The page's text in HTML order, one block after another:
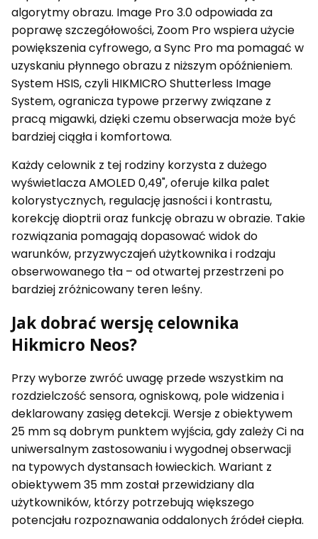
algorytmy obrazu. Image Pro 3.0 odpowiada za
poprawę szczegółowości, Zoom Pro wspiera użycie
powiększenia cyfrowego, a Sync Pro ma pomagać w
uzyskaniu płynnego obrazu z niższym opóźnieniem.
System HSIS, czyli HIKMICRO Shutterless Image
System, ogranicza typowe przerwy związane z
pracą migawki, dzięki czemu obserwacja może być
bardziej ciągła i komfortowa.
Każdy celownik z tej rodziny korzysta z dużego
wyświetlacza AMOLED 0,49", oferuje kilka palet
kolorystycznych, regulację jasności i kontrastu,
korekcję dioptrii oraz funkcję obrazu w obrazie. Takie
rozwiązania pomagają dopasować widok do
warunków, przyzwyczajeń użytkownika i rodzaju
obserwowanego tła – od otwartej przestrzeni po
bardziej zróżnicowany teren leśny.
Jak dobrać wersję celownika
Hikmicro Neos?
Przy wyborze zwróć uwagę przede wszystkim na
rozdzielczość sensora, ogniskową, pole widzenia i
deklarowany zasięg detekcji. Wersje z obiektywem
25 mm są dobrym punktem wyjścia, gdy zależy Ci na
uniwersalnym zastosowaniu i wygodnej obserwacji
na typowych dystansach łowieckich. Wariant z
obiektywem 35 mm został przewidziany dla
użytkowników, którzy potrzebują większego
potencjału rozpoznawania oddalonych źródeł ciepła.